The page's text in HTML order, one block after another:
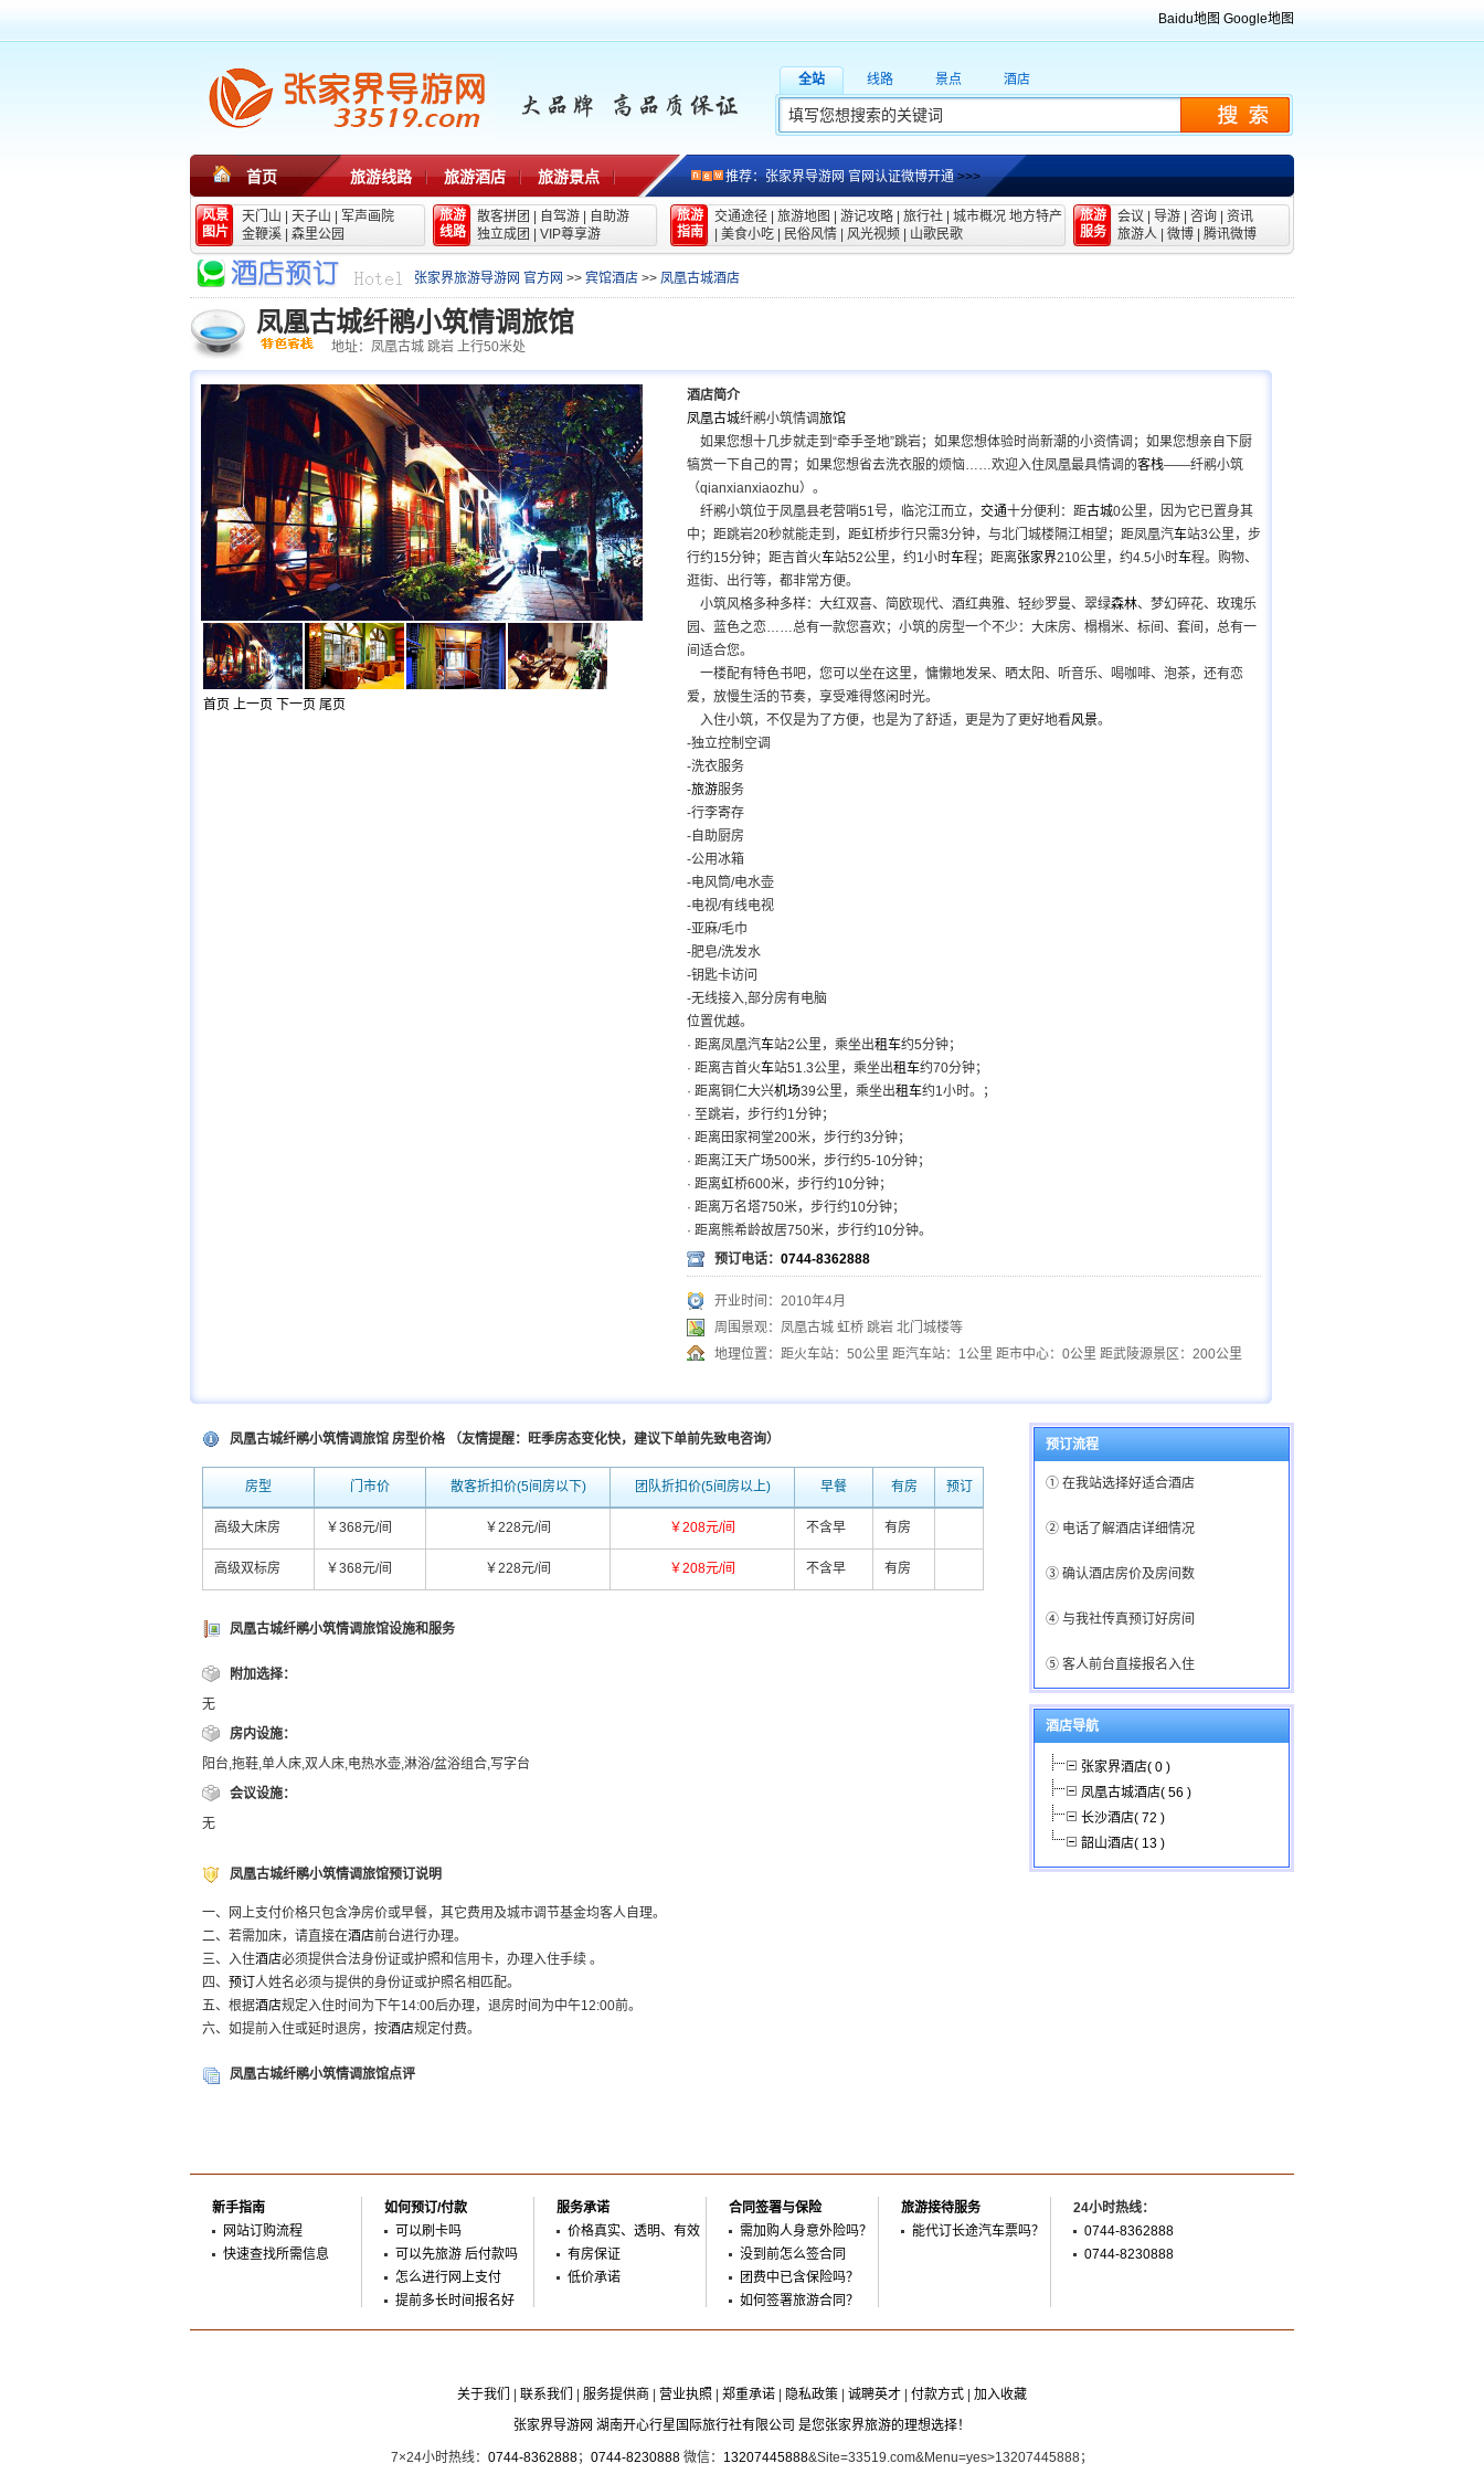
Baidu地图 Google地图
全站 线路 景点 酒店
首页 旅游线路 旅游酒店 旅游景点 推荐：张家界导游网 官网认证微博开通>>>
风景
图片
天门山 天子山
军声画院
金鞭溪
森里公园
旅游
线路
散客拼团 自驾游
自助游
独立成团
VIP尊享游
旅游
指南
交通途径 旅游地图 游记攻略 旅行社 城市概况 地方特产
美食小吃 民俗风情 风光视频 山歌民歌
旅游
服务
会议 导游 咨询
资讯
旅游人
微博 腾讯微博
张家界旅游导游网 官方网 >> 宾馆酒店 >> 凤凰古城酒店
凤凰古城纤鹇小筑情调旅馆
地址：凤凰古城 跳岩 上行50米处
首页 上一页 下一页 尾页
酒店简介
凤凰古城纤鹇小筑情调旅馆
如果您想十几步就走到“牵手圣地”跳岩；如果您想体验时尚新潮的小资情调；如果您想亲自下厨
犒赏一下自己的胃；如果您想省去洗衣服的烦恼……欢迎入住凤凰最具情调的客栈——纤鹇小筑
（qianxianxiaozhu）。
纤鹇小筑位于凤凰县老营哨51号，临沱江而立， 交通十分便利：距古城0公里，因为它已置身其
中；距跳岩20秒就能走到，距虹桥步行只需3分钟，与北门城楼隔江相望；距凤凰汽车站3公里，步
行约15分钟；距吉首火车站52公里，约1小时车程；距离张家界210公里，约4.5小时车程。购物、
逛街、出行等，都非常方便。
小筑风格多种多样：大红双喜、简欧现代、酒红典雅、轻纱罗曼、翠绿森林、梦幻碎花、玫瑰乐
园、蓝色之恋……总有一款您喜欢；小筑的房型一个不少：大床房、榻榻米、标间、套间，总有一
间适合您。
一楼配有特色书吧，您可以坐在这里，慵懒地发呆、晒太阳、听音乐、喝咖啡、泡茶，还有恋
爱，放慢生活的节奏，享受难得悠闲时光。
入住小筑，不仅是为了方便，也是为了舒适，更是为了更好地看风景。
-独立控制空调
-洗衣服务
-旅游服务
-行李寄存
-自助厨房
-公用冰箱
-电风筒/电水壶
-电视/有线电视
-亚麻/毛巾
-肥皂/洗发水
-钥匙卡访问
-无线接入,部分房有电脑
位置优越。
· 距离凤凰汽车站2公里，乘坐出租车约5分钟；
· 距离吉首火车站51.3公里，乘坐出租车约70分钟；
· 距离铜仁大兴机场39公里，乘坐出租车约1小时。；
· 至跳岩，步行约1分钟；
· 距离田家祠堂200米，步行约3分钟；
· 距离江天广场500米，步行约5-10分钟；
· 距离虹桥600米，步行约10分钟；
· 距离万名塔750米，步行约10分钟；
· 距离熊希龄故居750米，步行约10分钟。
预订电话： 0744-8362888
开业时间：2010年4月
周围景观：凤凰古城 虹桥 跳岩 北门城楼等
地理位置：距火车站：50公里 距汽车站：1公里 距市中心：0公里 距武陵源景区：200公里
凤凰古城纤鹇小筑情调旅馆 房型价格 （友情提醒：旺季房态变化快，建议下单前先致电咨询）
房型 门市价 散客折扣价(5间房以下) 团队折扣价(5间房以上) 早餐 有房 预订
高级大床房 ￥368元/间 ￥228元/间 ￥208元/间 不含早 有房
高级双标房 ￥368元/间 ￥228元/间 ￥208元/间 不含早 有房
凤凰古城纤鹇小筑情调旅馆设施和服务
附加选择：
无
房内设施：
阳台,拖鞋,单人床,双人床,电热水壶,淋浴/盆浴组合,写字台
会议设施：
无
凤凰古城纤鹇小筑情调旅馆预订说明
一、网上支付价格只包含净房价或早餐，其它费用及城市调节基金均客人自理。
二、若需加床，请直接在酒店前台进行办理。
三、入住酒店必须提供合法身份证或护照和信用卡，办理入住手续 。
四、 预订 人姓名必须与提供的身份证或护照名相匹配。
五、根据酒店规定入住时间为下午14:00后办理，退房时间为中午12:00前。
六、如提前入住或延时退房，按酒店规定付费。
凤凰古城纤鹇小筑情调旅馆点评
预订流程
① 在我站选择好适合酒店
② 电话了解酒店详细情况
③ 确认酒店房价及房间数
④ 与我社传真预订好房间
⑤ 客人前台直接报名入住
酒店导航
张家界酒店( 0 )
凤凰古城酒店( 56 )
长沙酒店( 72 )
韶山酒店( 13 )
新手指南
网站订购流程
快速查找所需信息
如何预订/付款
可以刷卡吗
可以先旅游 后付款吗
怎么进行网上支付
提前多长时间报名好
服务承诺
价格真实、透明、有效
有房保证
低价承诺
合同签署与保险
需加购人身意外险吗？
没到前怎么签合同
团费中已含保险吗？
如何签署旅游合同？
旅游接待服务
能代订长途汽车票吗？
24小时热线：
0744-8362888
0744-8230888
关于我们 联系我们 服务提供商 营业执照 郑重承诺 隐私政策 诚聘英才 付款方式
加入收藏
张家界导游网 湖南开心行星国际旅行社有限公司 是您张家界旅游的理想选择！
7×24小时热线： 0744-8362888； 0744-8230888 微信： 13207445888&Site=33519.com&Menu=yes>13207445888；